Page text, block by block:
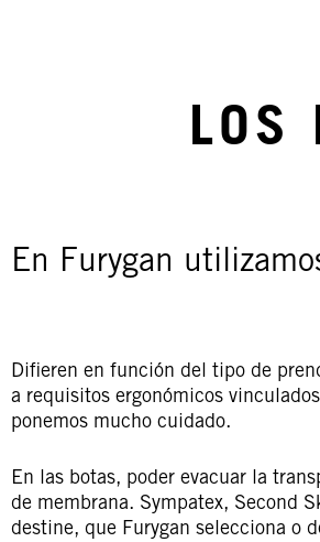
LOS
En Furygan
Difieren en función del tipo de
a requisitos ergonómicos
ponemos mucho cuidado.
En las botas, poder evacuar la
de membrana. Sympatex, Second
destine, que Furygan selecciona o